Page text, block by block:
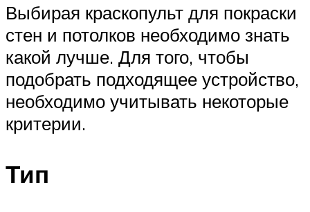
Выбирая краскопульт для покраски
стен и потолков необходимо знать
какой лучше. Для того, чтобы
подобрать подходящее устройство,
необходимо учитывать некоторые
критерии.
Тип